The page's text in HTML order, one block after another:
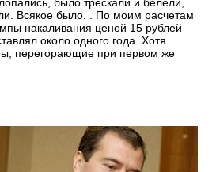
Всякое было. . По моим расчетам
накаливания ценой 15 рублей
около одного года. Хотя
перегорающие при первом же